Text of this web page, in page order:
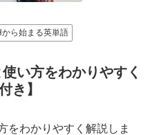
から始まる英単語
い方をわかりやすく
き】
をわかりやすく解説しま